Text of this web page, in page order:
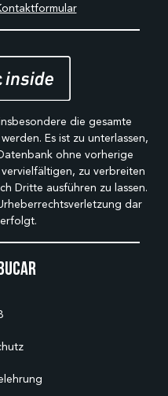
die gesamte
Es ist zu unterlassen,
ohne vorherige
zu verbreiten
Dritte ausführen zu lassen.
dar